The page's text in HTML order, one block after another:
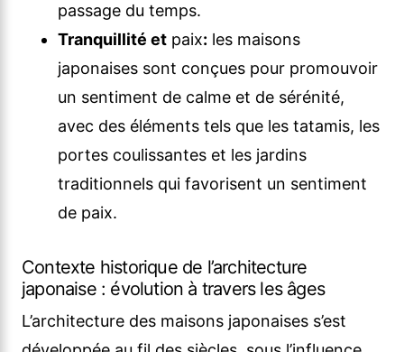
passage du temps.
Tranquillité et paix: les maisons
japonaises sont conçues pour promouvoir
un sentiment de calme et de sérénité,
avec des éléments tels que les tatamis, les
portes coulissantes et les jardins
traditionnels qui favorisent un sentiment
de paix.
Contexte historique de l’architecture
japonaise : évolution à travers les âges
L’architecture des maisons japonaises s’est